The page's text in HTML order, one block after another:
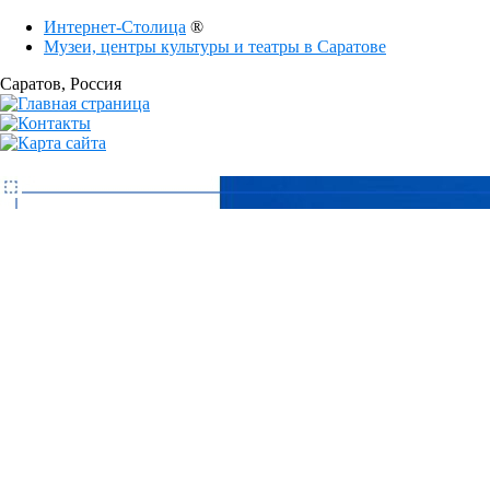
Интернет-Столица ®
Музеи, центры культуры и театры в Саратове
Саратов, Россия